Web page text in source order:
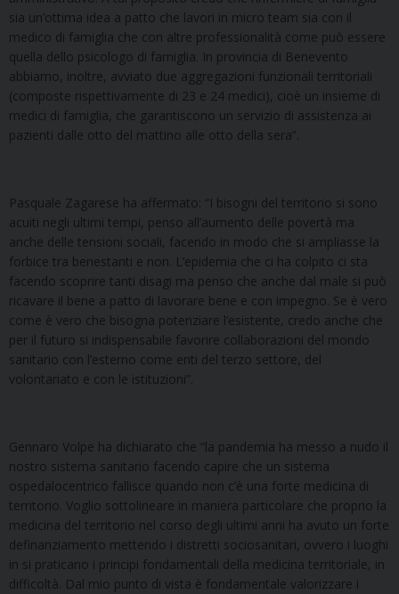
sia un’ottima idea a patto che lavori in micro team sia con il
medico di famiglia che con altre professionalità come può essere
quella dello psicologo di famiglia. In provincia di Benevento
abbiamo, inoltre, avviato due aggregazioni funzionali territoriali
(composte rispettivamente di 23 e 24 medici), cioè un insieme di
medici di famiglia, che garantiscono un servizio di assistenza ai
pazienti dalle otto del mattino alle otto della sera”.
Pasquale Zagarese ha affermato: “I bisogni del territorio si sono
acuiti negli ultimi tempi, penso all’aumento delle povertà ma
anche delle tensioni sociali, facendo in modo che si ampliasse la
forbice tra benestanti e non. L’epidemia che ci ha colpito ci sta
facendo scoprire tanti disagi ma penso che anche dal male si può
ricavare il bene a patto di lavorare bene e con impegno. Se è vero
come è vero che bisogna potenziare l’esistente, credo anche che
per il futuro si indispensabile favorire collaborazioni del mondo
sanitario con l’esterno come enti del terzo settore, del
volontariato e con le istituzioni”.
Gennaro Volpe ha dichiarato che “la pandemia ha messo a nudo il
nostro sistema sanitario facendo capire che un sistema
ospedalocentrico fallisce quando non c’è una forte medicina di
territorio. Voglio sottolineare in maniera particolare che proprio la
medicina del territorio nel corso degli ultimi anni ha avuto un forte
definanziamento mettendo i distretti sociosanitari, ovvero i luoghi
in si praticano i principi fondamentali della medicina territoriale, in
difficoltà. Dal mio punto di vista è fondamentale valorizzare i